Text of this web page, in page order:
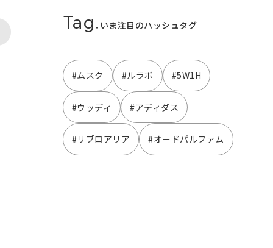
Tag. いま注目のハッシュタグ
#ムスク #ルラボ #5W1H
#ウッディ #アディダス
#リブロアリア #オードパルファム